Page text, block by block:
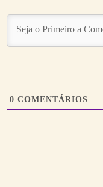
0 COMENTÁRIOS